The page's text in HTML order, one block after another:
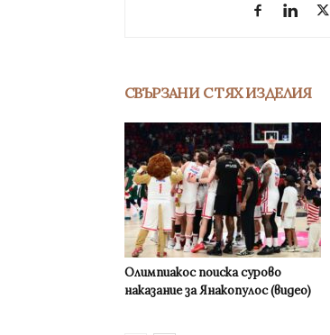
СВЪРЗАНИ С ТЯХ ИЗДЕЛИЯ
Олимпиакос поиска сурово
наказание за Янакопулос (видео)